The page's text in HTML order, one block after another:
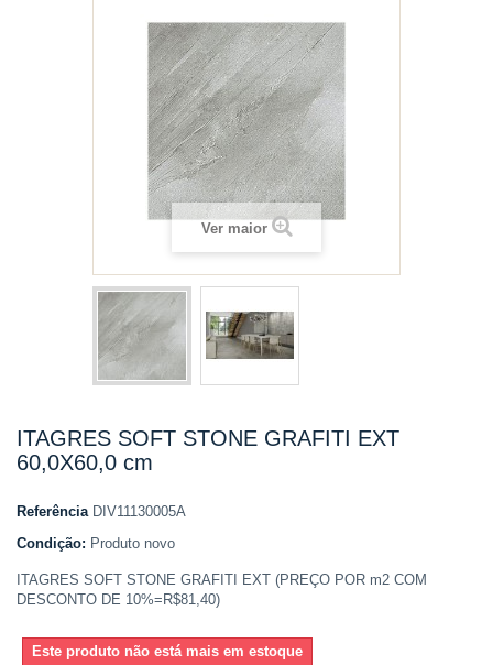
Ver maior
ITAGRES SOFT STONE GRAFITI EXT
60,0X60,0 cm
Referência DIV11130005A
Condição: Produto novo
ITAGRES SOFT STONE GRAFITI EXT (PREÇO POR m2 COM
DESCONTO DE 10%=R$81,40)
Este produto não está mais em estoque